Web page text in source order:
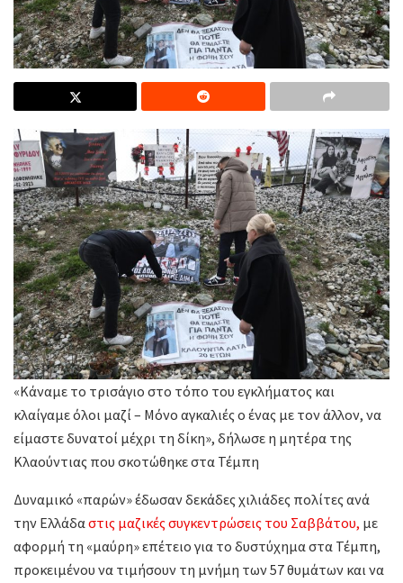
«Κάναμε το τρισάγιο στο τόπο του εγκλήματος και
κλαίγαμε όλοι μαζί – Μόνο αγκαλιές ο ένας με τον άλλον, να
είμαστε δυνατοί μέχρι τη δίκη», δήλωσε η μητέρα της
Κλαούντιας που σκοτώθηκε στα Τέμπη
Δυναμικό «παρών» έδωσαν δεκάδες χιλιάδες πολίτες ανά
την Ελλάδαστις μαζικές συγκεντρώσεις του Σαββάτου, με
αφορμή τη «μαύρη» επέτειο για το δυστύχημα στα Τέμπη,
προκειμένου να τιμήσουν τη μνήμη των 57 θυμάτων και να